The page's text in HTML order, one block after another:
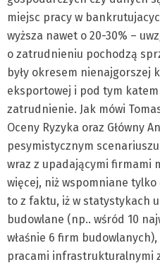
miejsc pracy w
wyższa nawet o 20-30% –
o zatrudnieniu pochodzą
były okresem nienajgorszej
eksportowej i pod tym katem
zatrudnienie. Jak mówi
Oceny Ryzyka oraz Główny
pesymistycznym
wraz z upadającymi firmami
więcej, niż wspomniane
to z faktu, iż w statystykach
budowlane (np.. wśród 10
właśnie 6 firm
pracami infrastrukturalnymi